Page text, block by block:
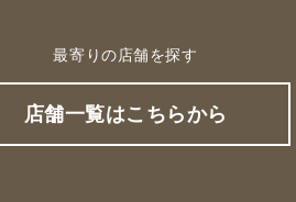
最寄りの店舗を探す
店舗一覧はこちらから